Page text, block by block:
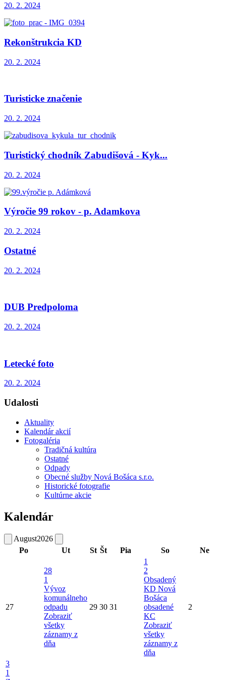
20. 2. 2024
Rekonštrukcia KD
20. 2. 2024
Turisticke značenie
20. 2. 2024
Turistický chodník Zabudišová - Kyk...
20. 2. 2024
Výročie 99 rokov - p. Adamkova
20. 2. 2024
Ostatné
20. 2. 2024
DUB Predpoloma
20. 2. 2024
Letecké foto
20. 2. 2024
Udalosti
Aktuality
Kalendár akcií
Fotogaléria
Tradičná kultúra
Ostatné
Odpady
Obecné služby Nová Bošáca s.r.o.
Historické fotografie
Kultúrne akcie
Kalendár
August2026
Po
Ut St Št Pia So Ne
27
28
1
Vývoz
komunálneho
odpadu
Zobraziť
všetky
záznamy z
dňa
29 30 31
1
2
Obsadený
KD Nová
Bošáca
obsadené
KC
Zobraziť
všetky
záznamy z
dňa
2
3
1